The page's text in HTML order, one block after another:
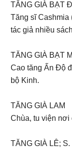
TĂNG GIÀ BẠT
Tăng sĩ Cashmia
tác giả nhiều
TĂNG GIÀ BẠT
Cao tăng Ấn Độ
bộ Kinh.
TĂNG GIÀ LAM
Chùa, tu viện nơi
TĂNG GIÀ LÊ;